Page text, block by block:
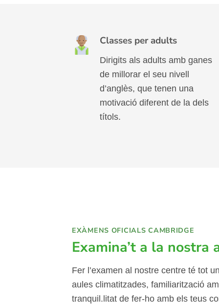
Classes per adults
Dirigits als adults amb ganes
de millorar el seu nivell
d’anglès, que tenen una
motivació diferent de la dels
títols.
EXÀMENS OFICIALS CAMBRIDGE
Examina’t a la nostra
Fer l’examen al nostre centre té tot
aules climatitzades, familiarització
tranquil.litat de fer-ho amb els teus